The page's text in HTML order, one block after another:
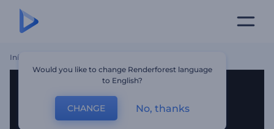
Início
Would you like to change Renderforest language
to English?
CHANGE No, thanks